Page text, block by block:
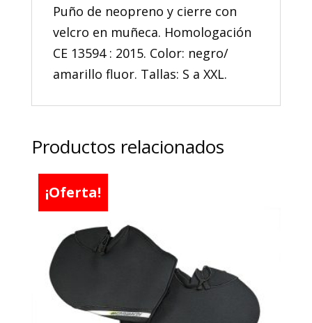
Puño de neopreno y cierre con
velcro en muñeca. Homologación
CE 13594 : 2015. Color: negro/
amarillo fluor. Tallas: S a XXL.
Productos relacionados
¡Oferta!